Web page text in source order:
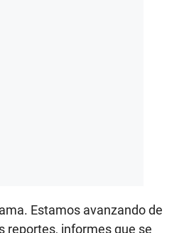
Estamos avanzando de
reportes, informes que se